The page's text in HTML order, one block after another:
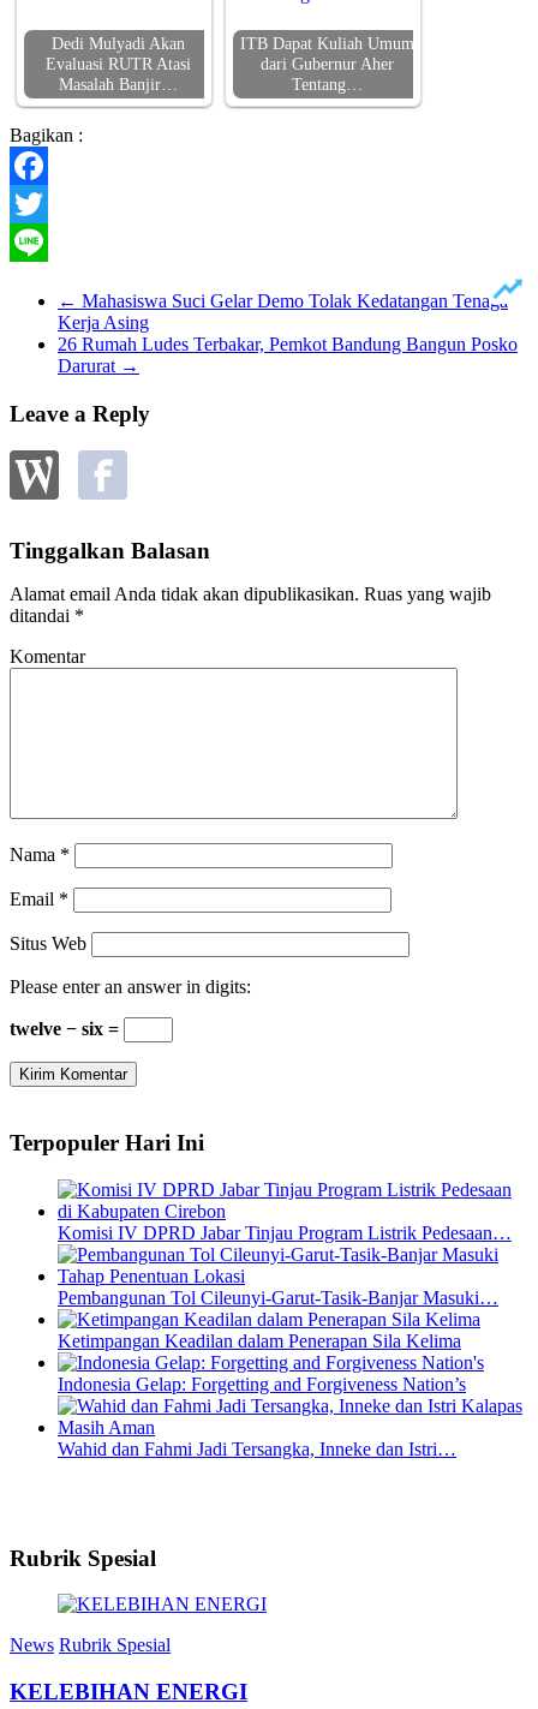
Dedi Mulyadi Akan
Evaluasi RUTR Atasi
Masalah Banjir…
ITB Dapat Kuliah Umum
dari Gubernur Aher
Tentang…
Bagikan :
Facebook
Twitter
← Mahasiswa Suci Gelar Demo Tolak Kedatangan Tenaga
Kerja Asing
26 Rumah Ludes Terbakar, Pemkot Bandung Bangun Posko
Darurat →
Leave a Reply
Tinggalkan Balasan
Alamat email Anda tidak akan dipublikasikan. Ruas yang wajib
ditandai *
Komentar
Nama *
Email *
Situs Web
Please enter an answer in digits:
twelve − six =
Terpopuler Hari Ini
Komisi IV DPRD Jabar Tinjau Program Listrik Pedesaan…
Pembangunan Tol Cileunyi-Garut-Tasik-Banjar Masuki…
Ketimpangan Keadilan dalam Penerapan Sila Kelima
Indonesia Gelap: Forgetting and Forgiveness Nation’s
Wahid dan Fahmi Jadi Tersangka, Inneke dan Istri…
Rubrik Spesial
News Rubrik Spesial
KELEBIHAN ENERGI